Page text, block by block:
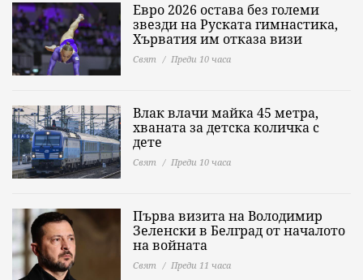
Евро 2026 остава без големи
звезди на Руската гимнастика,
Хърватия им отказа визи
Свят Преди 10 часа
Влак влачи майка 45 метра,
хваната за детска количка с
дете
Свят Преди 10 часа
Първа визита на Володимир
Зеленски в Белград от началото
на войната
Свят Преди 11 часа